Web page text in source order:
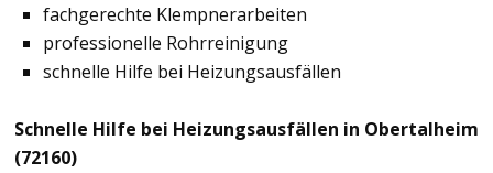
fachgerechte Klempnerarbeiten
professionelle Rohrreinigung
schnelle Hilfe bei Heizungsausfällen
Schnelle Hilfe bei Heizungsausfällen in Obertalheim
(72160)